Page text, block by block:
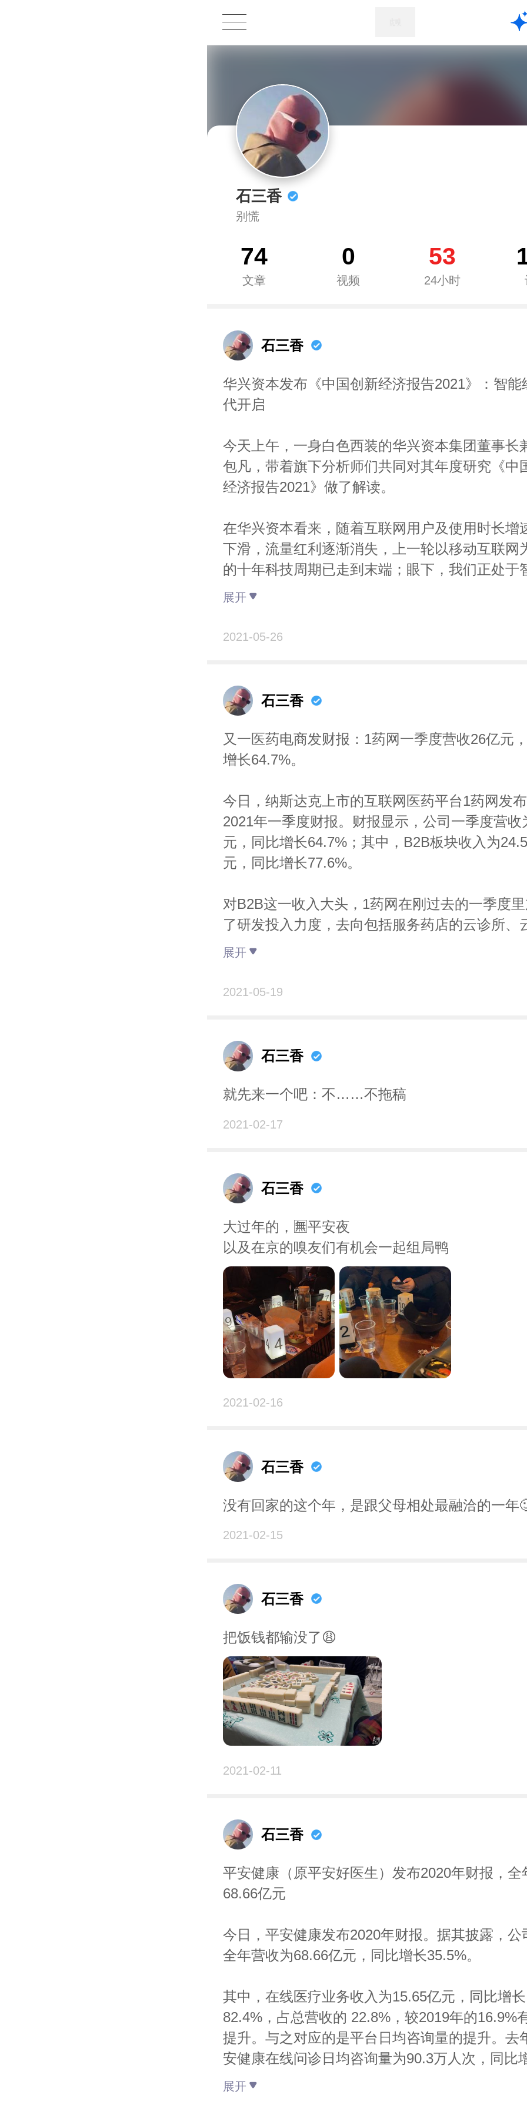
石三香
别慌
74
文章
0
视频
53
24小时
石三香
华兴资本发布《中国创新经济报告2021》：智能
代开启
今天上午，一身白色西装的华兴资本集团董事长
包凡，带着旗下分析师们共同对其年度研究《中
经济报告2021》做了解读。
在华兴资本看来，随着互联网用户及使用时长增
下滑，流量红利逐渐消失，上一轮以移动互联网
的十年科技周期已走到末端；眼下，我们正处于
济时代的新起点，即追求创新技术与产业的真正
基于对宏观环境、结构变化及产业变革的研究，
1、新商业模式涌现：平台、工具、品牌、服务
等很多环节将被重构；
2、新产业链：面对范围广、程度深、痛点强的“
子”，尤其是在半导体、科技硬件及软件等行业
3、新消费群体：华兴资本的分析师们着重强调
代这一群体，他们关注“个性、国货、颜值、兴
康”，是未来消费市场增长的关键；
4、新 AI 时代：华兴资本判断，强人工智能可能
消除，这或许将给诸多产业带来一次革命；
5、新医健“智疗”行业：华兴资本提出了一个
化等宏观背景趋势，α 指的是互联网、技术进步
样的智能经济；我们也当然愿意相信科技的潜能
期待它们从 PPT 跃进现实。不过前提是，企业
放一放嘴上的功夫，尽早拿出些真东西吧。
展开
2021-05-26
石三香
又一医药电商发财报：1药网一季度营收26亿元
增长64.7%。
今日，纳斯达克上市的互联网医药平台1药网发
2021年一季度财报。财报显示，公司一季度营收
元，同比增长64.7%；其中，B2B板块收入为
元，同比增长77.6%。
对B2B这一收入大头，1药网在刚过去的一季度
了研发投入力度，去向包括服务药店的云诊所、
等SaaS产品和服务，以及面向药企的数字代表
136.2%。
力，1药网的这种基础建设，还有不少的路要走。
展开
2021-05-19
石三香
就先来一个吧：不……不拖稿
2021-02-17
石三香
大过年的，🈚️平安夜
以及在京的嗅友们有机会一起组局鸭
2021-02-16
石三香
没有回家的这个年，是跟父母相处最融洽的一年
2021-02-15
石三香
把饭钱都输没了😩
2021-02-11
石三香
平安健康（原平安好医生）发布2020年财报，全
68.66亿元
今日，平安健康发布2020年财报。据其披露，公
全年营收为68.66亿元，同比增长35.5%。
其中，在线医疗业务收入为15.65亿元，同比增长
82.4%，占总营收的 22.8%，较2019年的16.9%
提升。与之对应的是平台日均咨询量的提升。去
安健康在线问诊日均咨询量为90.3万人次，同比
23.9%。
展开